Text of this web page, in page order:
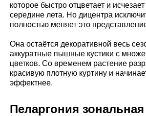
которое быстро отцветает и
середине лета. Но дицентра
полностью меняет это
Она остаётся декоративной весь
аккуратные пышные кустики с
цветков. Со временем растение
красивую плотную куртину и
эффектнее.
Пеларгония